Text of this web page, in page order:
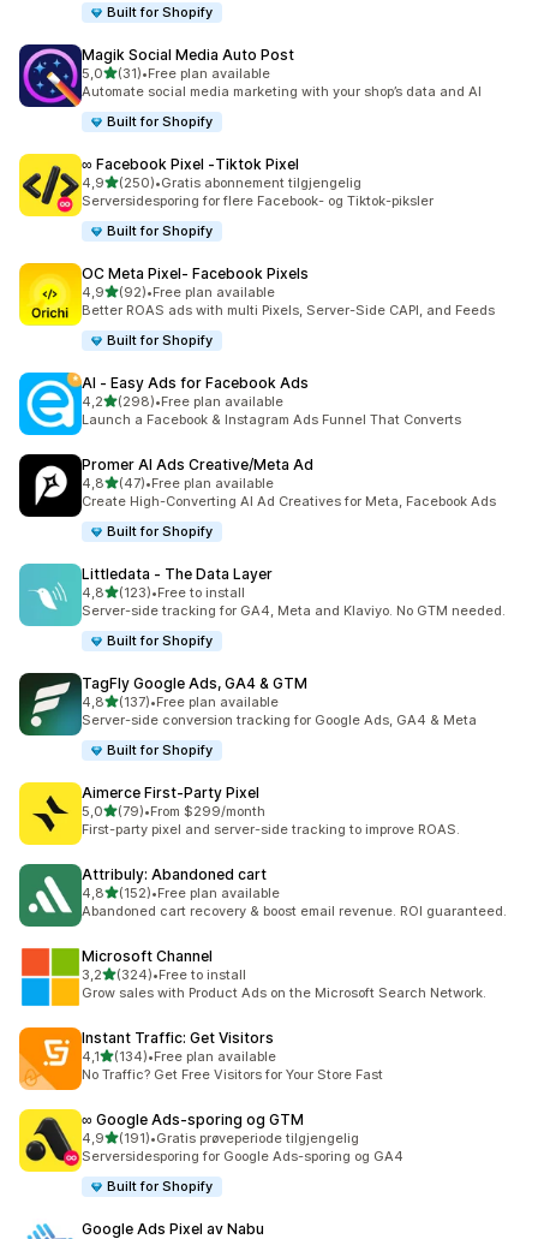
Built for Shopify
Magik Social Media Auto Post
5,0av 5 stjerner
(31)
Totalt 31 omtaler
•Free plan available
Automate social media marketing with your shop’s data and AI
Built for Shopify
∞ Facebook Pixel ‑Tiktok Pixel
4,9av 5 stjerner
(250)
Totalt 250 omtaler
•Gratis abonnement tilgjengelig
Serversidesporing for flere Facebook- og Tiktok-piksler
Built for Shopify
OC Meta Pixel‑ Facebook Pixels
4,9av 5 stjerner
(92)
Totalt 92 omtaler
•Free plan available
Better ROAS ads with multi Pixels, Server-Side CAPI, and Feeds
Built for Shopify
AI ‑ Easy Ads for Facebook Ads
4,2av 5 stjerner
(298)
Totalt 298 omtaler
•Free plan available
Launch a Facebook & Instagram Ads Funnel That Converts
Promer AI Ads Creative/Meta Ad
4,8av 5 stjerner
(47)
Totalt 47 omtaler
•Free plan available
Create High-Converting AI Ad Creatives for Meta, Facebook Ads
Built for Shopify
Littledata ‑ The Data Layer
4,8av 5 stjerner
(123)
Totalt 123 omtaler
•Free to install
Server-side tracking for GA4, Meta and Klaviyo. No GTM needed.
Built for Shopify
TagFly Google Ads, GA4 & GTM
4,8av 5 stjerner
(137)
Totalt 137 omtaler
•Free plan available
Server-side conversion tracking for Google Ads, GA4 & Meta
Built for Shopify
Aimerce First‑Party Pixel
5,0av 5 stjerner
(79)
Totalt 79 omtaler
•From $299/month
First-party pixel and server-side tracking to improve ROAS.
Attribuly: Abandoned cart
4,8av 5 stjerner
(152)
Totalt 152 omtaler
•Free plan available
Abandoned cart recovery & boost email revenue. ROI guaranteed.
Microsoft Channel
3,2av 5 stjerner
(324)
Totalt 324 omtaler
•Free to install
Grow sales with Product Ads on the Microsoft Search Network.
Instant Traffic: Get Visitors
4,1av 5 stjerner
(134)
Totalt 134 omtaler
•Free plan available
No Traffic? Get Free Visitors for Your Store Fast
∞ Google Ads‑sporing og GTM
4,9av 5 stjerner
(191)
Totalt 191 omtaler
•Gratis prøveperiode tilgjengelig
Serversidesporing for Google Ads-sporing og GA4
Built for Shopify
Google Ads Pixel av Nabu